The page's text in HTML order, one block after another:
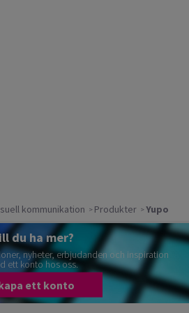
kommunikation Produkter Yupo
du ha mer?
nyheter, erbjudanden och inspiration
ett konto hos oss.
ett konto